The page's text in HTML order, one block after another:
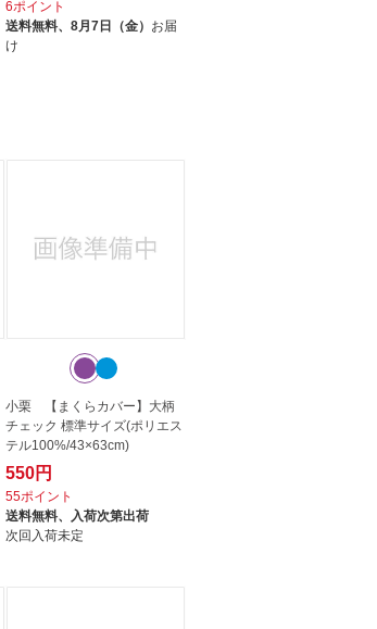
6ポイント
送料無料、 8月7日（金） お届
け
小栗 【まくらカバー】大柄
チェック 標準サイズ(ポリエス
テル100%/43×63cm)
550円
55ポイント
送料無料、
入荷次第出荷
次回入荷未定